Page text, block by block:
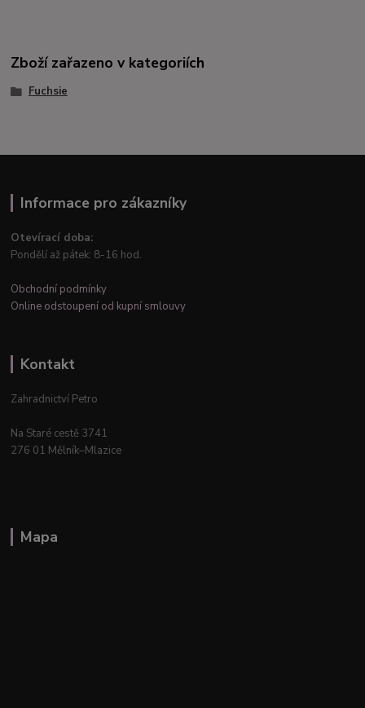
Zboží zařazeno v kategoriích
Fuchsie
Informace pro zákazníky
Otevírací doba:
Pondělí až pátek: 8-16 hod.
Obchodní podmínky
Online odstoupení od kupní smlouvy
Kontakt
Zahradnictví Petro
Na Staré cestě 3741
276 01 Mělník–Mlazice
Mapa